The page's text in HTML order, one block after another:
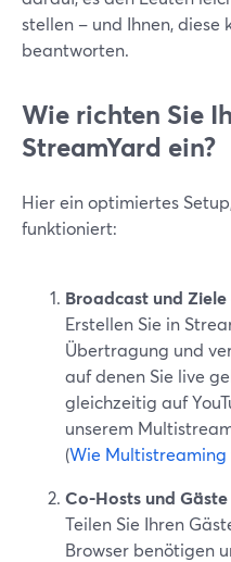
stellen – und Ihnen, diese
beantworten.
Wie richten Sie
StreamYard ein?
Hier ein optimiertes
funktioniert:
Broadcast und
Erstellen Sie in
Übertragung und
auf denen Sie live
gleichzeitig auf
unserem
(Wie
Co-Hosts und
Teilen Sie Ihren
Browser benötigen